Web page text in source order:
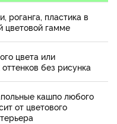
роганга, пластика в
цветовой гамме
цвета или
без рисунка
кашпо любого
от цветового